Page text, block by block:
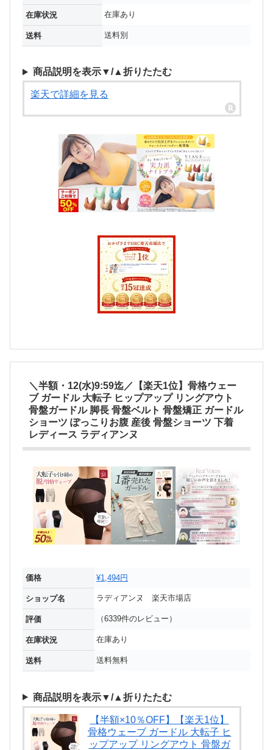
在庫状況 在庫あり
送料 送料別
商品説明を表示▼/▲折りたたむ
楽天で詳細を見る
＼半額・12(水)9:59迄／【楽天1位】骨格ウェー
ブ ガードル 大転子 ヒップアップ リングアウト
骨盤ガードル 脚長 骨盤ベルト 骨盤矯正 ガードル
ショーツ ぽっこりお腹 産後 骨盤ショーツ 下着
レディース ラディアンヌ
価格 ¥1,494円
ショップ名 ラディアンヌ 楽天市場店
評価 （6339件のレビュー）
在庫状況 在庫あり
送料 送料無料
商品説明を表示▼/▲折りたたむ
【半額×10％OFF】【楽天1位】
骨格ウェーブ ガードル 大転子 ヒ
ップアップ リングアウト 骨盤ガ